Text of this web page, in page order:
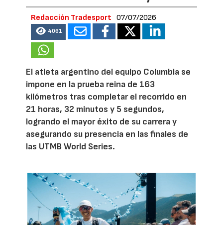
Redacción Tradesport 07/07/2026
4061
El atleta argentino del equipo Columbia se
impone en la prueba reina de 163
kilómetros tras completar el recorrido en
21 horas, 32 minutos y 5 segundos,
logrando el mayor éxito de su carrera y
asegurando su presencia en las finales de
las UTMB World Series.